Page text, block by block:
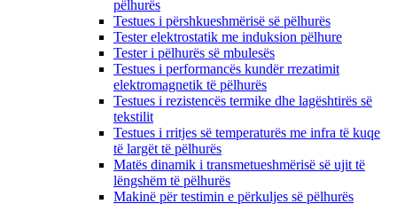
pëlhurës
Testues i përshkueshmërisë së pëlhurës
Tester elektrostatik me induksion pëlhure
Tester i pëlhurës së mbulesës
Testues i performancës kundër rrezatimit
elektromagnetik të pëlhurës
Testues i rezistencës termike dhe lagështirës së
tekstilit
Testues i rritjes së temperaturës me infra të kuqe
të largët të pëlhurës
Matës dinamik i transmetueshmërisë së ujit të
lëngshëm të pëlhurës
Makinë për testimin e përkuljes së pëlhurës